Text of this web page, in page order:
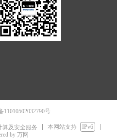
11010502032790号
算及安全服务 本网站支持
IPv6
by 万网